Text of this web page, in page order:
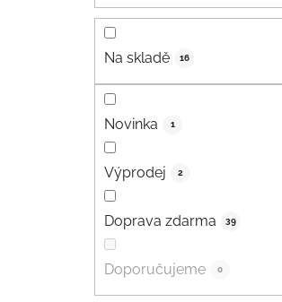
Na skladě 16
Novinka 1
Výprodej 2
Doprava zdarma 39
Doporučujeme 0